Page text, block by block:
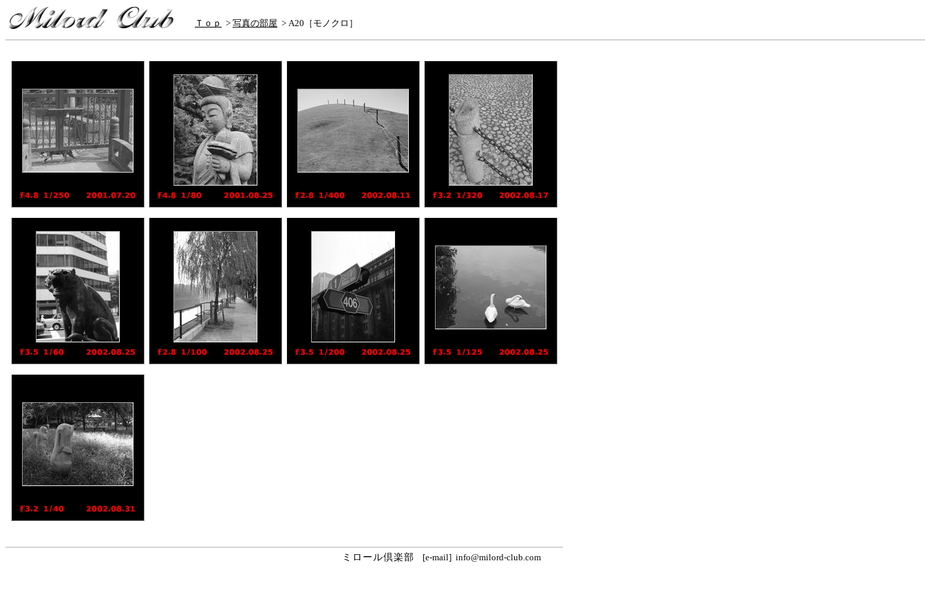
Ｔｏｐ > 写真の部屋 > A20［モノクロ］
ミロール倶楽部 [e-mail] info@milord-club.com